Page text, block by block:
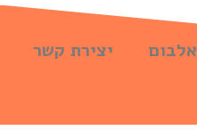
אלבום יצירת קשר